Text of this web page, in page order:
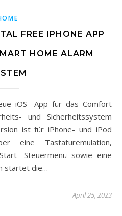
FREE IPHONE APP
HOME ALARM
und Sicherheitssystem
ist für iPhone- und iPod
eine Tastaturemulation,
-Steuermenü sowie eine
startet die…
April 25, 2023